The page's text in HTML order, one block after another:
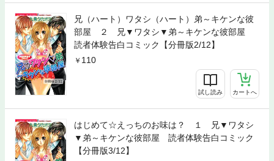
兄（ハート）ワタシ（ハート）弟～キケンな彼
部屋 ２ 兄▼ワタシ▼弟～キケンな彼部屋
読者体験告白コミック【分冊版2/12】
110
試し読み カートへ
はじめて☆えっちのお味は？ １ 兄▼ワタシ
▼弟～キケンな彼部屋 読者体験告白コミック
【分冊版3/12】